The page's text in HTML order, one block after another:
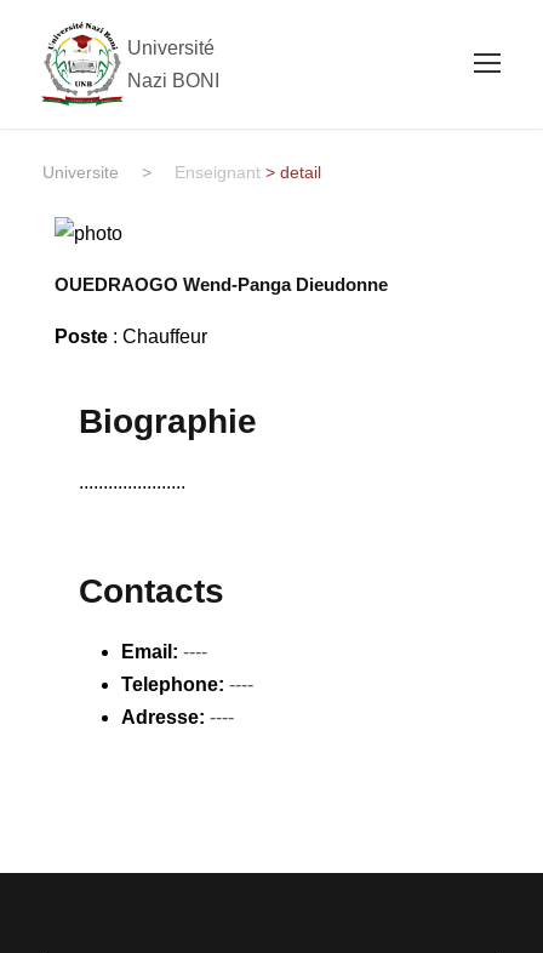
Université
Nazi BONI
Universite > Enseignant > detail
OUEDRAOGO Wend-Panga Dieudonne
Poste: Chauffeur
Biographie
......................
Contacts
Email: ----
Telephone: ----
Adresse: ----